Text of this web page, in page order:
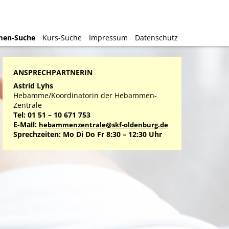
Suche Kurs-Suche Impressum Datenschutz
Suche Kurs-Suche Impressum Datenschutz
ANSPRECHPARTNERIN
Astrid Lyhs
Hebamme/Koordinatorin der Hebammen-
Zentrale
Tel: 01 51 – 10 671 753
E-Mail: hebammenzentrale@skf-oldenburg.de
Sprechzeiten: Mo Di Do Fr 8:30 – 12:30 Uhr